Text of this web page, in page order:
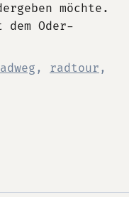
möchte.
dem Oder-
, radtour ,